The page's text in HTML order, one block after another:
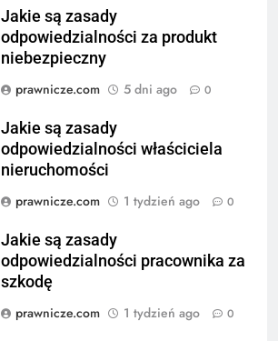
Jakie są zasady
odpowiedzialności za produkt
niebezpieczny
prawnicze.com
5 dni ago 0
Jakie są zasady
odpowiedzialności właściciela
nieruchomości
prawnicze.com
1 tydzień ago 0
Jakie są zasady
odpowiedzialności pracownika za
szkodę
prawnicze.com
1 tydzień ago 0